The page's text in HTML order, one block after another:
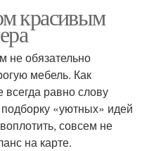
красивым
не обязательно
мебель. Как
всегда равно слову
«уютных» идей
совсем не
на карте.